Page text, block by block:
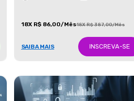
18X R$ 86,00/Mês18X R$ 387,00/Mês
SAIBA MAIS INSCREVA-SE